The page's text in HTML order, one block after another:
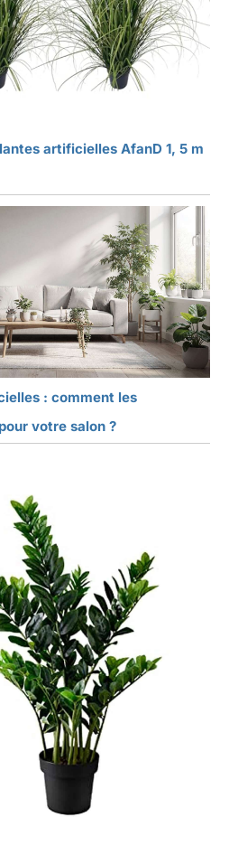
artificielles AfanD 1, 5 m
: comment les
votre salon ?